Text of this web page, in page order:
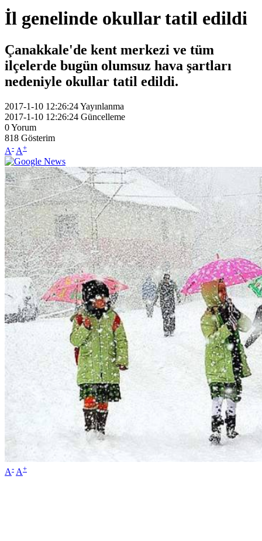
İl genelinde okullar tatil edildi
Çanakkale'de kent merkezi ve tüm
ilçelerde bugün olumsuz hava şartları
nedeniyle okullar tatil edildi.
2017-1-10 12:26:24Yayınlanma
2017-1-10 12:26:24 Güncelleme
0Yorum
818 Gösterim
A- A+
A- A+